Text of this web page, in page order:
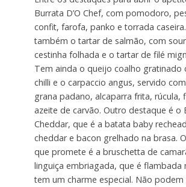
Burrata D’O Chef, com pomodoro,
confit, farofa, panko e torrada
também o tartar de salmão, com
cestinha folhada e o tartar de filé
Tem ainda o queijo coalho gratinado
chilli e o carpaccio angus, servido
grana padano, alcaparra frita, rúcula,
azeite de carvão. Outro destaque é o
Cheddar, que é a batata baby
cheddar e bacon grelhado na brasa.
que promete é a bruschetta de
linguiça embriagada, que é flambada
tem um charme especial. Não podem